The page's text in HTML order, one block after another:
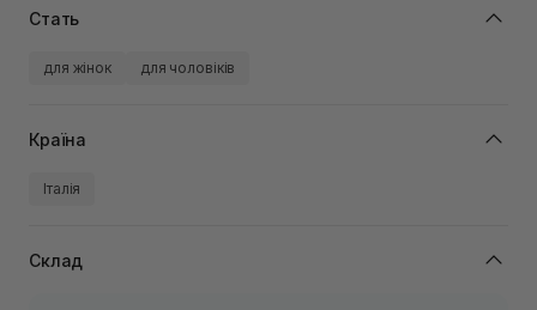
Стать
для жінок для чоловіків
Країна
Італія
Склад